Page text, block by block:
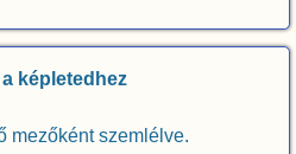
képletedhez
mezőként szemlélve.